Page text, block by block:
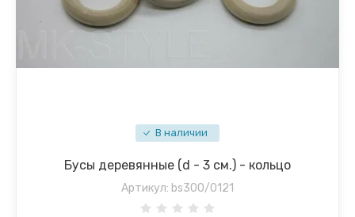
В наличии
Бусы деревянные (d - 3 см.) - кольцо
Артикул: bs300/0121